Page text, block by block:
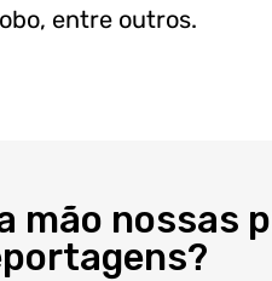
entre outros.
mão nossas